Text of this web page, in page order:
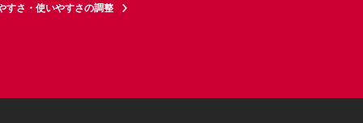
すさ・使いやすさの調整